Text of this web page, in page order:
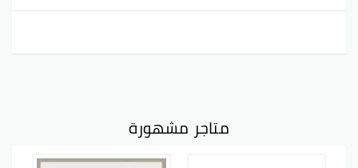
متاجر مشهورة